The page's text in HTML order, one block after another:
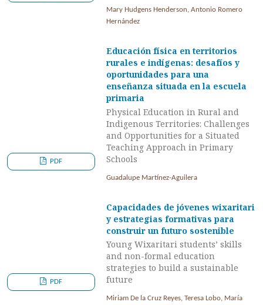
Mary Hudgens Henderson, Antonio Romero
Hernández
Educación física en territorios
rurales e indígenas: desafíos y
oportunidades para una
enseñanza situada en la escuela
primaria
Physical Education in Rural and
Indigenous Territories: Challenges
and Opportunities for a Situated
Teaching Approach in Primary
Schools
Guadalupe Martínez-Aguilera
PDF
Capacidades de jóvenes wixaritari
y estrategias formativas para
construir un futuro sostenible
Young Wixaritari students’ skills
and non-formal education
strategies to build a sustainable
future
Miriam De la Cruz Reyes, Teresa Lobo, María
PDF